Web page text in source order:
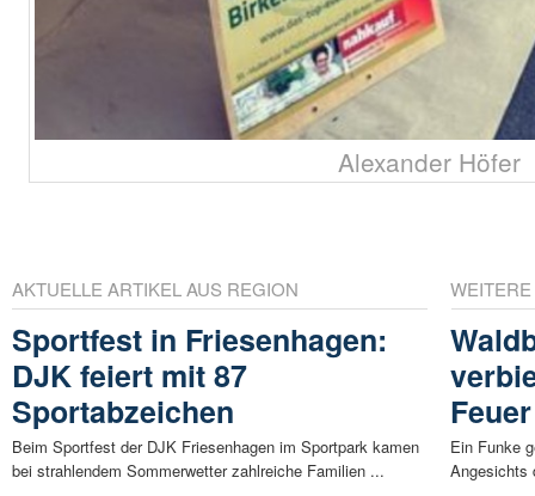
Alexander Höfer
AKTUELLE ARTIKEL AUS REGION
Sportfest in Friesenhagen:
DJK feiert mit 87
Sportabzeichen
Beim Sportfest der DJK Friesenhagen im Sportpark kamen
bei strahlendem Sommerwetter zahlreiche Familien ...
Ein Funke
Angesichts